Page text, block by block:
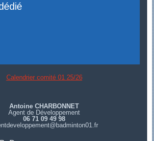
Calendrier comité 01 25/26
Antoine CHARBONNET
Agent de Développement
06 71 09 49 98